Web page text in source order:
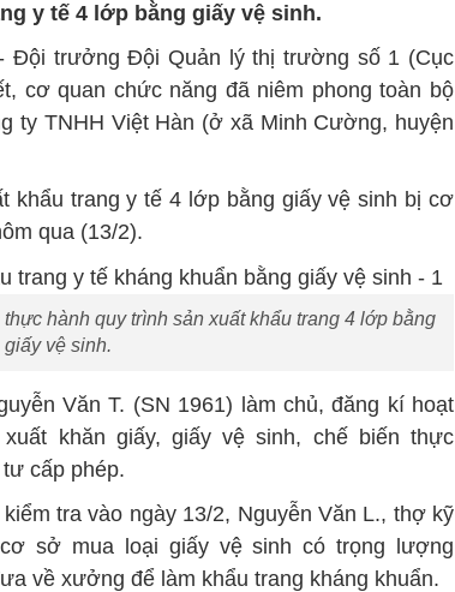
y tế 4 lớp bằng giấy vệ sinh.
Đội trưởng Đội Quản lý thị trường số 1 (Cục
cơ quan chức năng đã niêm phong toàn bộ
ty TNHH Việt Hàn (ở xã Minh Cường, huyện
khẩu trang y tế 4 lớp bằng giấy vệ sinh bị cơ
qua (13/2).
hành quy trình sản xuất khẩu trang 4 lớp bằng
giấy vệ sinh.
Văn T. (SN 1961) làm chủ, đăng kí hoạt
khăn giấy, giấy vệ sinh, chế biến thực
cấp phép.
tra vào ngày 13/2, Nguyễn Văn L., thợ kỹ
sở mua loại giấy vệ sinh có trọng lượng
về xưởng để làm khẩu trang kháng khuẩn.